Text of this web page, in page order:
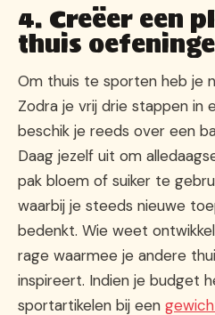
4. Creëer een
thuis
Om thuis te sporten heb je
Zodra je vrij drie stappen in
beschik je reeds over een
Daag jezelf uit om
pak bloem of suiker te
waarbij je steeds nieuwe
bedenkt. Wie weet
rage waarmee je andere
inspireert. Indien je budget
sportartikelen bij een